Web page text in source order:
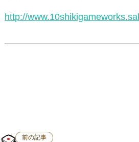
http://
前の記事